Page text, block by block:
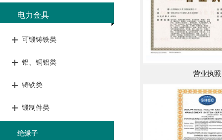
电力金具
可锻铸铁类
铝、铜铝类
铸铁类
锻制件类
绝缘子
营业执照